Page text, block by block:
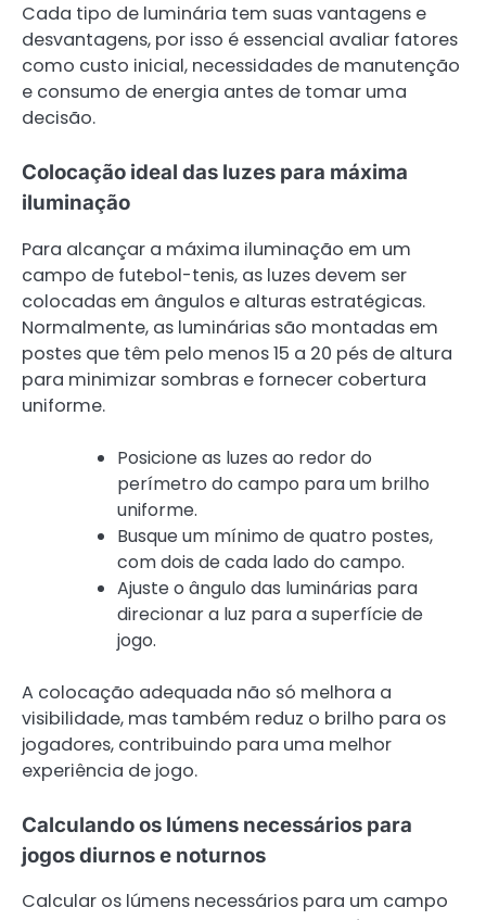
Cada tipo de luminária tem suas vantagens e
desvantagens, por isso é essencial avaliar fatores
como custo inicial, necessidades de manutenção
e consumo de energia antes de tomar uma
decisão.
Colocação ideal das luzes para máxima
iluminação
Para alcançar a máxima iluminação em um
campo de futebol-tenis, as luzes devem ser
colocadas em ângulos e alturas estratégicas.
Normalmente, as luminárias são montadas em
postes que têm pelo menos 15 a 20 pés de altura
para minimizar sombras e fornecer cobertura
uniforme.
Posicione as luzes ao redor do
perímetro do campo para um brilho
uniforme.
Busque um mínimo de quatro postes,
com dois de cada lado do campo.
Ajuste o ângulo das luminárias para
direcionar a luz para a superfície de
jogo.
A colocação adequada não só melhora a
visibilidade, mas também reduz o brilho para os
jogadores, contribuindo para uma melhor
experiência de jogo.
Calculando os lúmens necessários para
jogos diurnos e noturnos
Calcular os lúmens necessários para um campo